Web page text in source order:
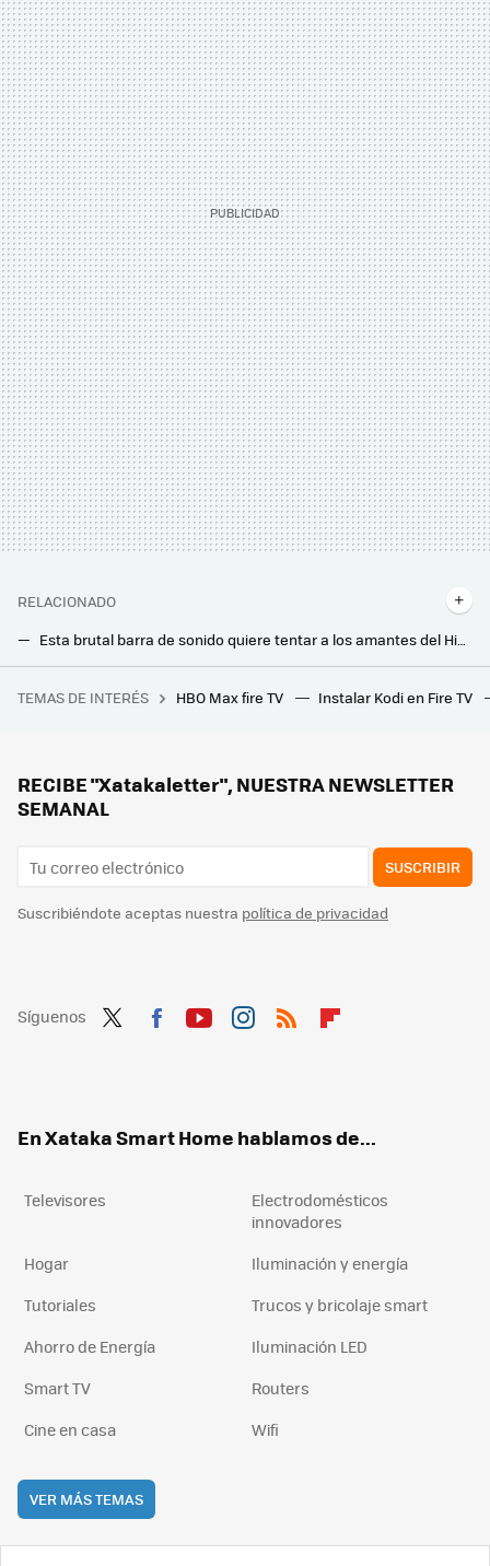
RELACIONADO
Esta brutal barra de sonido quiere tentar a los amantes del HiFi y del cine en casa: es enorme, potente y no necesita subwoofer
Lidl tiene la lámpara de diseño ideal para dar un toque moderno a tu casa: parece de una tienda de lujo y cuesta menos de 30 euros
TEMAS DE INTERÉS HBO Max fire TV Instalar Kodi en Fire TV
RECIBE "Xatakaletter", NUESTRA NEWSLETTER
SEMANAL
SUSCRIBIR
Suscribiéndote aceptas nuestra política de privacidad
Síguenos
En Xataka Smart Home hablamos de...
Televisores
Electrodomésticos
innovadores
Hogar
Iluminación y energía
Tutoriales
Trucos y bricolaje smart
Ahorro de Energía
Iluminación LED
Smart TV
Routers
Cine en casa
Wifi
VER MÁS TEMAS